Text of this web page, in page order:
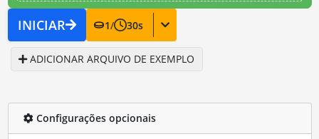
INICIAR 1/ 30s
ADICIONAR ARQUIVO DE EXEMPLO
Configurações opcionais